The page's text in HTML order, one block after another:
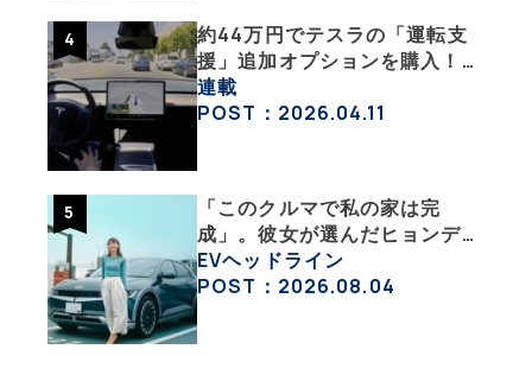
約44万円でテスラの「運転支
援」追加オプションを購入！
果たして価格以上の効果はあっ
たのか？【テスラ沼にはまった
連載
POST：2026.04.11
「このクルマで私の家は完
成」。彼女が選んだヒョンデ
「IONIQ 5」の「エネルギーハ
ック」な生活【ななみんEVレ
EVヘッドライン
POST：2026.08.04